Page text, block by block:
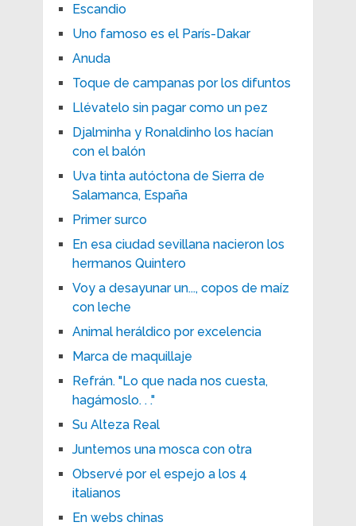
Escandio
Uno famoso es el París-Dakar
Anuda
Toque de campanas por los difuntos
Llévatelo sin pagar como un pez
Djalminha y Ronaldinho los hacían
con el balón
Uva tinta autóctona de Sierra de
Salamanca, España
Primer surco
En esa ciudad sevillana nacieron los
hermanos Quintero
Voy a desayunar un..., copos de maíz
con leche
Animal heráldico por excelencia
Marca de maquillaje
Refrán. "Lo que nada nos cuesta,
hagámoslo. . ."
Su Alteza Real
Juntemos una mosca con otra
Observé por el espejo a los 4
italianos
En webs chinas